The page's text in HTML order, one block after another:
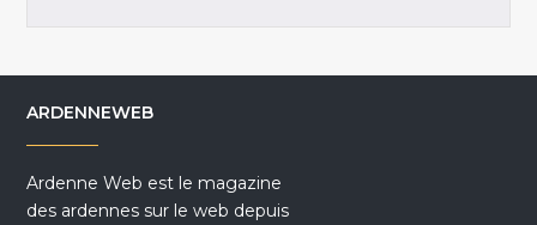
ARDENNEWEB
Ardenne Web est le magazine
des ardennes sur le web depuis